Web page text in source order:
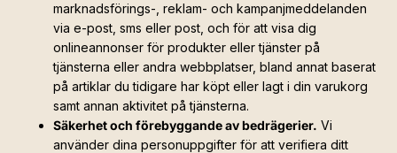
marknadsförings-, reklam- och kampanjmeddelanden
via e-post, sms eller post, och för att visa dig
onlineannonser för produkter eller tjänster på
tjänsterna eller andra webbplatser, bland annat baserat
på artiklar du tidigare har köpt eller lagt i din varukorg
samt annan aktivitet på tjänsterna.
Säkerhet och förebyggande av bedrägerier. Vi
använder dina personuppgifter för att verifiera ditt